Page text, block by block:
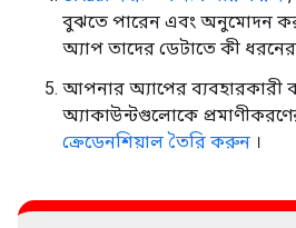
বুঝতে পারেন এবং অনুমোদন
অ্যাপ তাদের ডেটাতে কী ধরনের
আপনার অ্যাপের ব্যবহারকারী
অ্যাকাউন্টগুলোকে
ক্রেডেনশিয়াল তৈরি করুন ।